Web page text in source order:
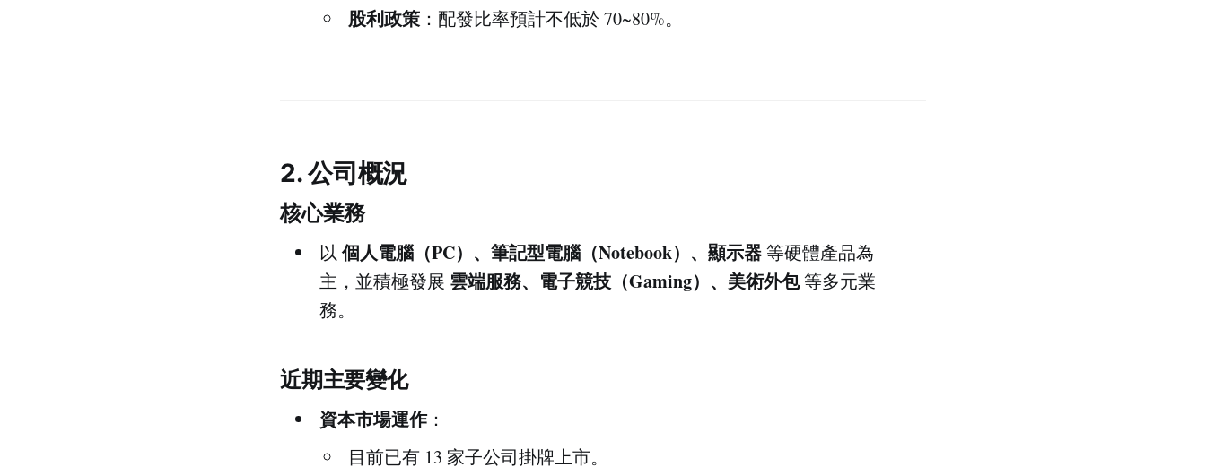
股利政策 ：配發比率預計不低於 70~80%。
2. 公司概況
核心業務
以 個人電腦（PC）、筆記型電腦（Notebook）、顯示器等硬體產品為
主，並積極發展 雲端服務、電子競技（Gaming）、美術外包等多元業
務。
近期主要變化
資本市場運作：
目前已有 13 家子公司掛牌上市。